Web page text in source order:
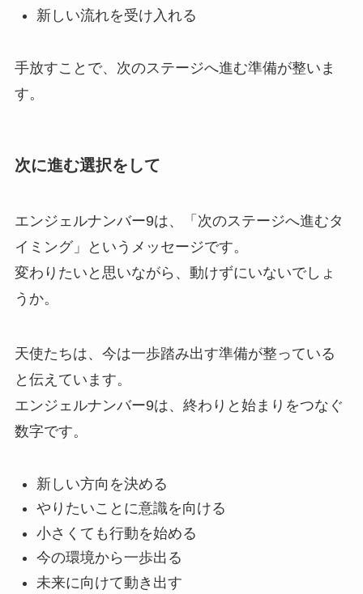
新しい流れを受け入れる
手放すことで、次のステージへ進む準備が整いま
す。
次に進む選択をして
エンジェルナンバー9は、「次のステージへ進むタ
イミング」というメッセージです。
変わりたいと思いながら、動けずにいないでしょ
うか。
天使たちは、今は一歩踏み出す準備が整っている
と伝えています。
エンジェルナンバー9は、終わりと始まりをつなぐ
数字です。
新しい方向を決める
やりたいことに意識を向ける
小さくても行動を始める
今の環境から一歩出る
未来に向けて動き出す